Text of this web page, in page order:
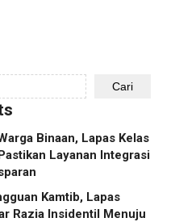
Cari
Binaan, Lapas Kelas
Layanan Integrasi
Kamtib, Lapas
Razia Insidentil Menuju